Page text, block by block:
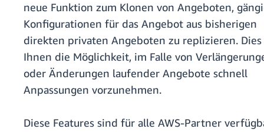
neue Funktion zum Klonen von Angeboten,
Konfigurationen für das Angebot aus bisherigen
direkten privaten Angeboten zu replizieren.
Ihnen die Möglichkeit, im Falle von
oder Änderungen laufender Angebote schnell
Anpassungen vorzunehmen.
Diese Features sind für alle AWS-Partner